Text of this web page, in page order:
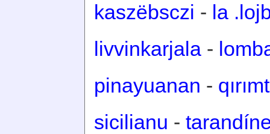
kaszëbsczi - la
livvinkarjala -
pinayuanan -
sicilianu -